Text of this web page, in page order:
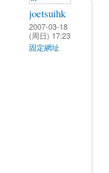
joetsuihk
2007-03-18
(周日) 17:23
固定網址